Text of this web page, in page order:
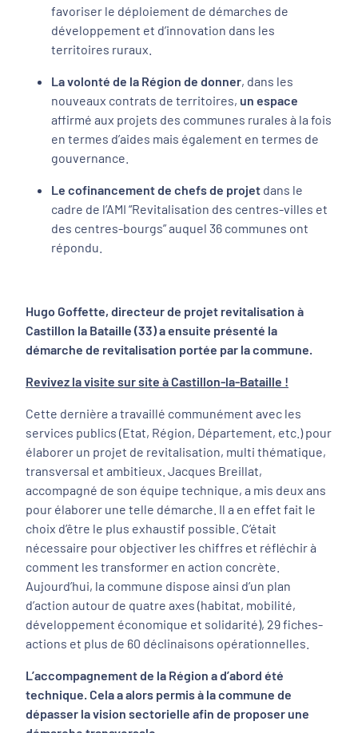
favoriser le déploiement de démarches de
développement et d’innovation dans les
territoires ruraux.
La volonté de la Région de donner, dans les
nouveaux contrats de territoires, un espace
affirmé aux projets des communes rurales à la fois
en termes d’aides mais également en termes de
gouvernance.
Le cofinancement de chefs de projet dans le
cadre de l’AMI “Revitalisation des centres-villes et
des centres-bourgs” auquel 36 communes ont
répondu.
Hugo Goffette, directeur de projet revitalisation à
Castillon la Bataille (33) a ensuite présenté la
démarche de revitalisation portée par la commune.
Revivez la visite sur site à Castillon-la-Bataille !
Cette dernière a travaillé communément avec les
services publics (Etat, Région, Département, etc.) pour
élaborer un projet de revitalisation, multi thématique,
transversal et ambitieux. Jacques Breillat,
accompagné de son équipe technique, a mis deux ans
pour élaborer une telle démarche. Il a en effet fait le
choix d’être le plus exhaustif possible. C’était
nécessaire pour objectiver les chiffres et réfléchir à
comment les transformer en action concrète.
Aujourd’hui, la commune dispose ainsi d’un plan
d’action autour de quatre axes (habitat, mobilité,
développement économique et solidarité), 29 fiches-
actions et plus de 60 déclinaisons opérationnelles.
L’accompagnement de la Région a d’abord été
technique. Cela a alors permis à la commune de
dépasser la vision sectorielle afin de proposer une